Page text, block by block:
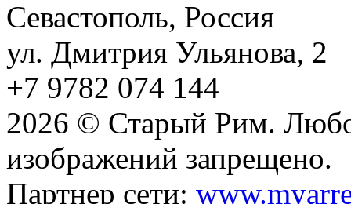
Севастополь, Россия
ул. Дмитрия Ульянова, 2
+7 9782 074 144
2026 © Старый Рим.
изображений запрещено.
Партнер сети: